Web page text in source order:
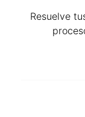
Resuelve